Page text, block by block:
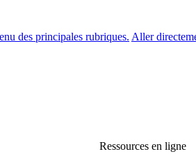
des principales rubriques. Aller
Ressources en ligne